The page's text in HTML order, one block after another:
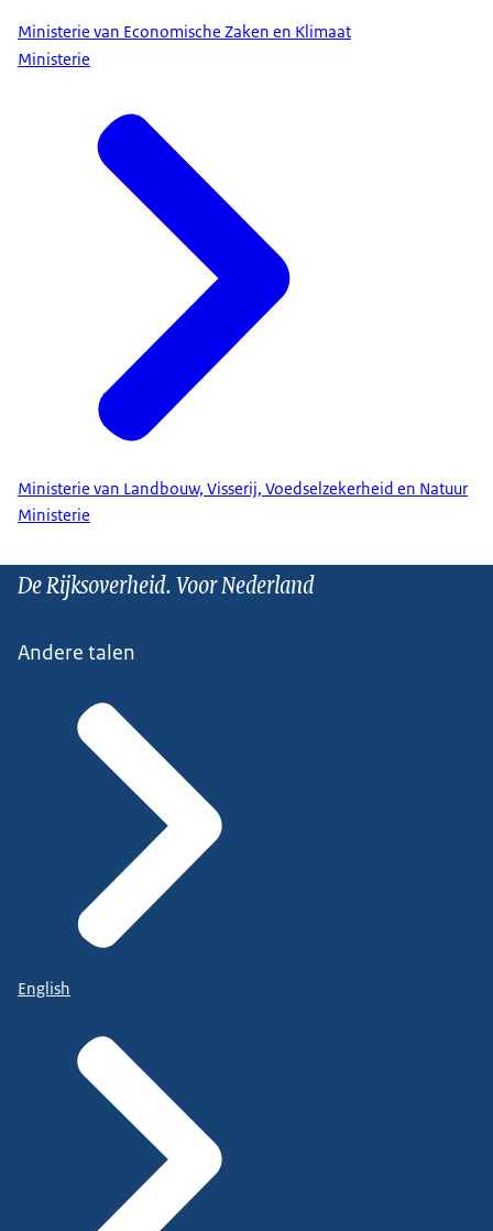
Ministerie van Economische Zaken en Klimaat
Ministerie
Ministerie van Landbouw, Visserij, Voedselzekerheid en Natuur
Ministerie
De Rijksoverheid. Voor Nederland
Andere talen
English